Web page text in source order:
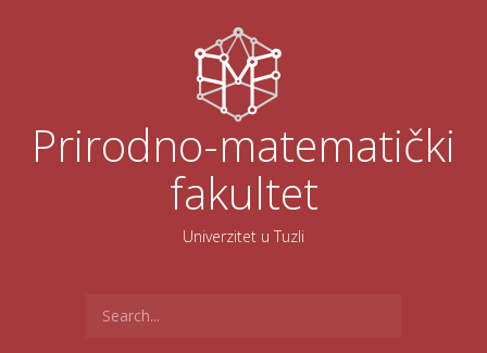
Prirodno-matematički
fakultet
Univerzitet u Tuzli
for: